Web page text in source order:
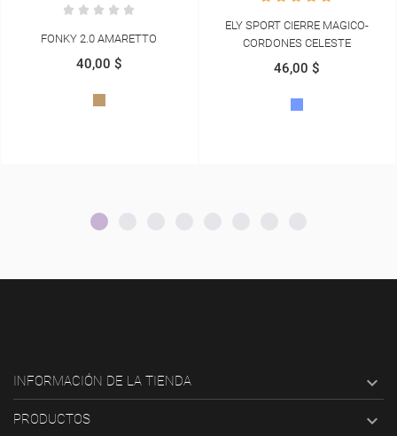
CORDONES CELESTE
46,00 $
CELESTE
FONKY 2.0 CREMA
40,00 $
CREMA
INFORMACIÓN DE LA TIENDA 
PRODUCTOS 